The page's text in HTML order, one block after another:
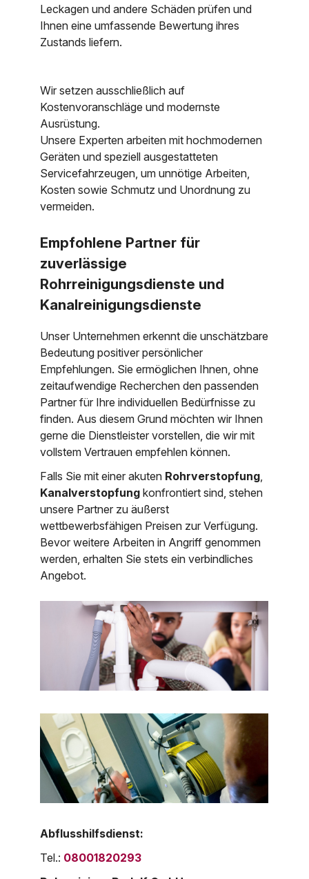
Leckagen und andere Schäden prüfen und
Ihnen eine umfassende Bewertung ihres
Zustands liefern.
Wir setzen ausschließlich auf
Kostenvoranschläge und modernste
Ausrüstung.
Unsere Experten arbeiten mit hochmodernen
Geräten und speziell ausgestatteten
Servicefahrzeugen, um unnötige Arbeiten,
Kosten sowie Schmutz und Unordnung zu
vermeiden.
Empfohlene Partner für
zuverlässige
Rohrreinigungsdienste und
Kanalreinigungsdienste
Unser Unternehmen erkennt die unschätzbare
Bedeutung positiver persönlicher
Empfehlungen. Sie ermöglichen Ihnen, ohne
zeitaufwendige Recherchen den passenden
Partner für Ihre individuellen Bedürfnisse zu
finden. Aus diesem Grund möchten wir Ihnen
gerne die Dienstleister vorstellen, die wir mit
vollstem Vertrauen empfehlen können.
Falls Sie mit einer akuten Rohrverstopfung
Kanalverstopfungkonfrontiert sind, stehen
unsere Partner zu äußerst
wettbewerbsfähigen Preisen zur Verfügung.
Bevor weitere Arbeiten in Angriff genommen
werden, erhalten Sie stets ein verbindliches
Angebot.
Abflusshilfsdienst:
Tel.: 08001820293